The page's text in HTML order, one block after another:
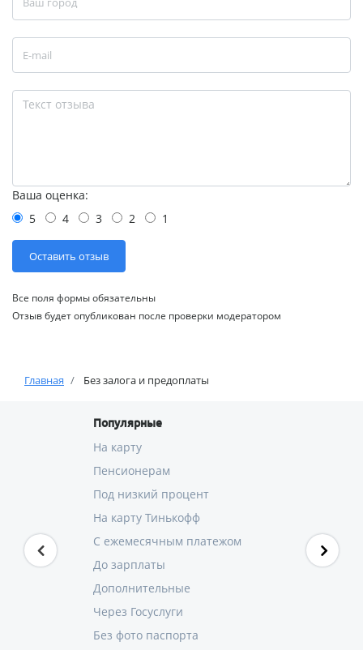
Ваша оценка:
5
4 3 2 1
Все поля формы обязательны
Отзыв будет опубликован после проверки модератором
Главная Без залога и предоплаты
Популярные
На карту
Пенсионерам
Под низкий процент
На карту Тинькофф
С ежемесячным платежом
До зарплаты
Дополнительные
Через Госуслуги
Без фото паспорта